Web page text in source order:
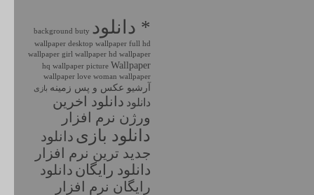
* دانلود background buty
wallpaper desktop wallpaper full hd
wallpaper girl wallpaper hd wallpaper
hq wallpaper picture Wallpaper
wallpaper love woman wallpaper
آرشیو عکس و پس زمینه بازی
دانلود دانلود اخرين
ورژن نرم افزار
دانلود بازی دانلود
جديد ترين نرم افزار
دانلود رايگان دانلود
رايگان نرم افزار